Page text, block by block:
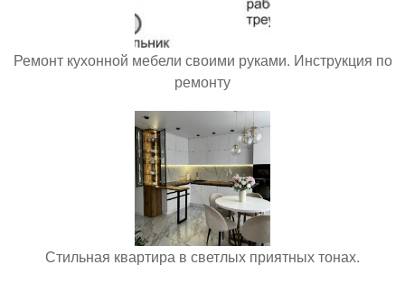
Ремонт кухонной мебели своими руками. Инструкция по
ремонту
Стильная квартира в светлых приятных тонах.